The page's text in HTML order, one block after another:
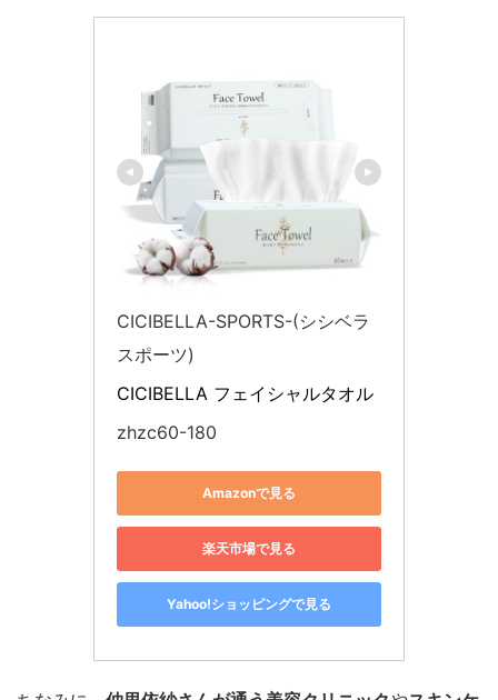
CICIBELLA-SPORTS-(シシベラ
スポーツ)
CICIBELLA フェイシャルタオル
zhzc60-180
Amazonで見る
楽天市場で見る
Yahoo!ショッピングで見る